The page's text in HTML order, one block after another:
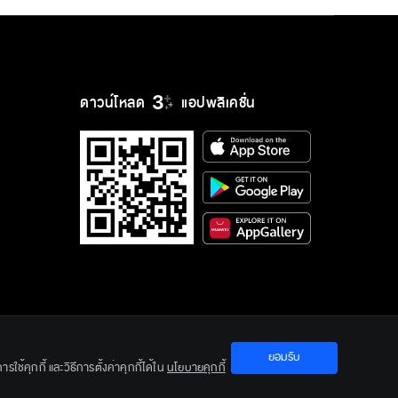
ดาวน์โหลด แอปพลิเคชั่น
Ltd.
รใช้คุกกี้ และวิธีการตั้งค่าคุกกี้ได้ใน นโยบายคุกกี้
ยอมรับ